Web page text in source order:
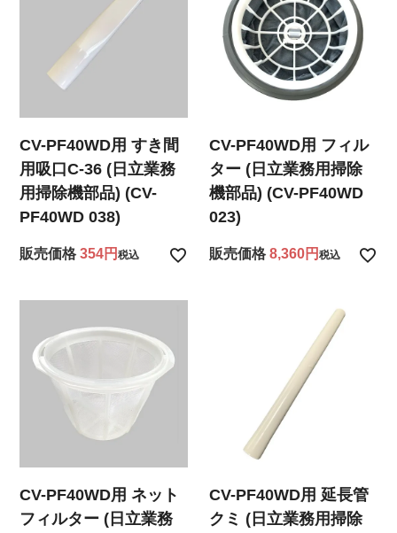
CV-PF40WD用 すき間
用吸口C-36 (日立業務
用掃除機部品) (CV-
PF40WD 038)
販売価格 354 税込
CV-PF40WD用 フィル
ター (日立業務用掃除
機部品) (CV-PF40WD
023)
販売価格 8,360 税込
CV-PF40WD用 ネット
フィルター (日立業務
CV-PF40WD用 延長管
クミ (日立業務用掃除